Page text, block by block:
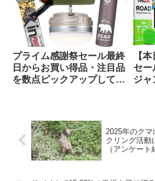
プライム感謝祭セール最終
日からお買い得品・注目品
を数点ピックアップしてみ
【
セー
ジャ
2025年のクマ
クリング活動
（アンケート